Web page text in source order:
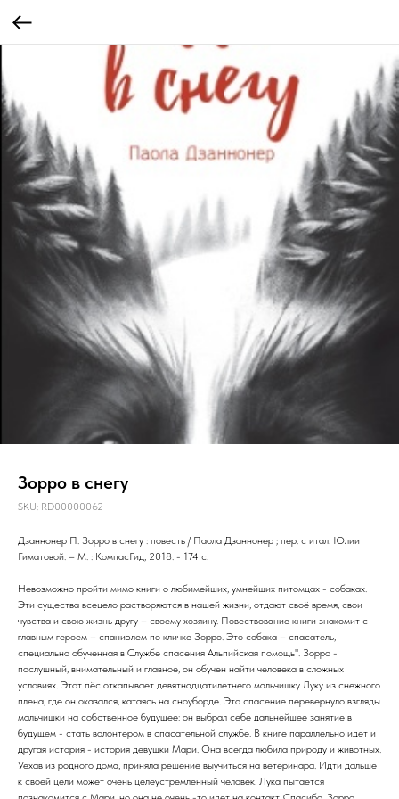
Зорро в снегу
SKU: RD00000062
Дзаннонер П. Зорро в снегу : повесть / Паола Дзаннонер ; пер. с итал. Юлии
Гиматовой. – М. : КомпасГид, 2018. - 174 с.
Невозможно пройти мимо книги о любимейших, умнейших питомцах - собаках.
Эти существа всецело растворяются в нашей жизни, отдают своё время, свои
чувства и свою жизнь другу – своему хозяину. Повествование книги знакомит с
главным героем – спаниэлем по кличке Зорро. Это собака – спасатель,
специально обученная в Службе спасения Альпийская помощь". Зорро -
послушный, внимательный и главное, он обучен найти человека в сложных
условиях. Этот пёс откапывает девятнадцатилетнего мальчишку Луку из снежного
плена, где он оказался, катаясь на сноуборде. Это спасение перевернуло взгляды
мальчишки на собственное будущее: он выбрал себе дальнейшее занятие в
будущем - стать волонтером в спасательной службе. В книге параллельно идет и
другая история - история девушки Мари. Она всегда любила природу и животных.
Уехав из родного дома, приняла решение выучиться на ветеринара. Идти дальше
к своей цели может очень целеустремленный человек. Лука пытается